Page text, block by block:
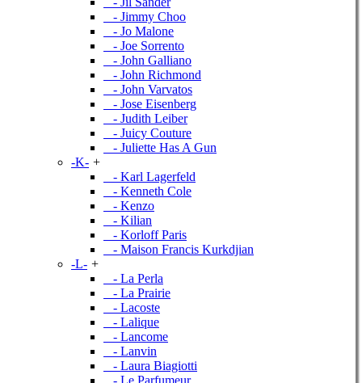
- Jimmy Choo
- Jo Malone
- Joe Sorrento
- John Galliano
- John Richmond
- John Varvatos
- Jose Eisenberg
- Judith Leiber
- Juicy Couture
- Juliette Has A Gun
-K- +
- Karl Lagerfeld
- Kenneth Cole
- Kenzo
- Kilian
- Korloff Paris
- Maison Francis Kurkdjian
-L- +
- La Perla
- La Prairie
- Lacoste
- Lalique
- Lancome
- Lanvin
- Laura Biagiotti
- Le Parfumeur